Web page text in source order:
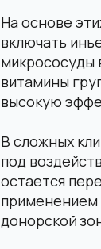
На основе
включать
микрососуды
витамины
высокую
В сложных
под
остается
применением
донорской